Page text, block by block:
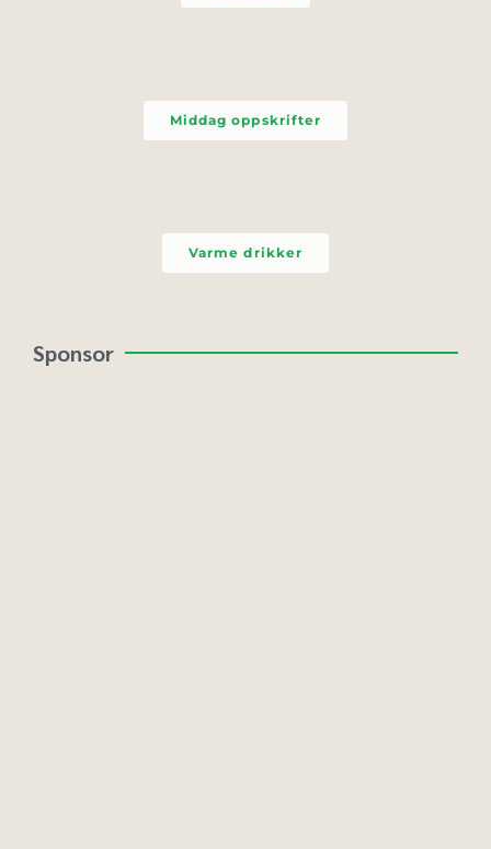
Middag oppskrifter
Varme drikker
Sponsor